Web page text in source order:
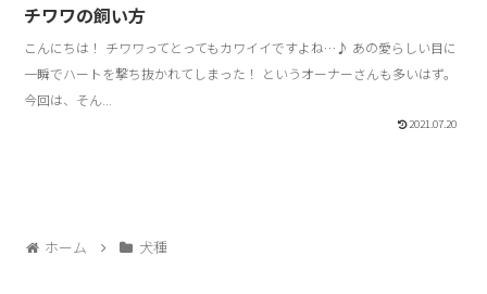
チワワの飼い方
こんにちは！ チワワってとってもカワイイですよね…♪ あの愛らしい目に
一瞬でハートを撃ち抜かれてしまった！ というオーナーさんも多いはず。
今回は、そん...
2021.07.20
ホーム 犬種